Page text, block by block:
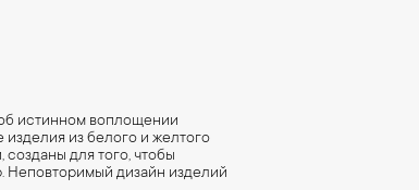
истинном воплощении
из белого и желтого
для того, чтобы
Неповторимый дизайн изделий